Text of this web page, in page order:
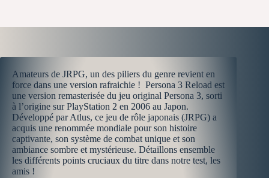
Amateurs de JRPG, un des piliers du genre revient en
force dans une version rafraichie ! Persona 3 Reload est
une version remasterisée du jeu original Persona 3, sorti
à l’origine sur PlayStation 2 en 2006 au Japon.
Développé par Atlus, ce jeu de rôle japonais (JRPG) a
acquis une renommée mondiale pour son histoire
captivante, son système de combat unique et son
ambiance sombre et mystérieuse. Détaillons ensemble
les différents points cruciaux du titre dans notre test, les
amis !